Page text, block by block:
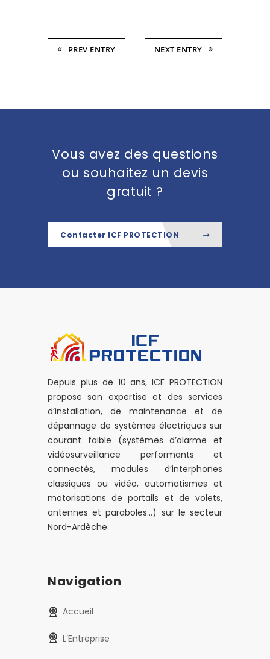
PREV ENTRY NEXT ENTRY
Vous avez des questions
ou souhaitez un devis
gratuit ?
Contacter ICF PROTECTION
Depuis plus de 10 ans, ICF PROTECTION
propose son expertise et des services
d’installation, de maintenance et de
dépannage de systèmes électriques sur
courant faible (systèmes d’alarme et
vidéosurveillance performants et
connectés, modules d’interphones
classiques ou vidéo, automatismes et
motorisations de portails et de volets,
antennes et paraboles…) sur le secteur
Nord-Ardèche.
Navigation
Accueil
L’Entreprise